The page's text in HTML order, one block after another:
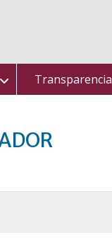
Transparencia